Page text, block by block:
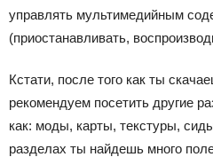
управлять мультимедийным
(приостанавливать,
Кстати, после того как ты
рекомендуем посетить другие
как: моды, карты, текстуры,
разделах ты найдешь много